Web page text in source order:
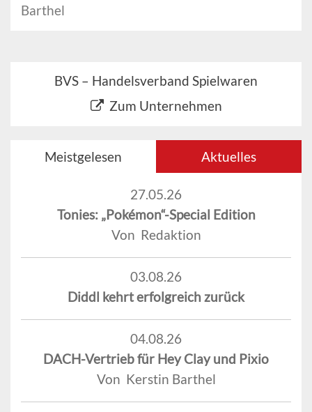
Barthel
BVS – Handelsverband Spielwaren
Zum Unternehmen
Meistgelesen Aktuelles
27.05.26
Tonies: „Pokémon“-Special Edition
Von Redaktion
03.08.26
Diddl kehrt erfolgreich zurück
04.08.26
DACH-Vertrieb für Hey Clay und Pixio
Von Kerstin Barthel